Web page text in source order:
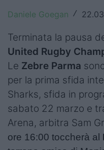
Rugby World Cup
Super Rugby
Rugby in TV
Mercato
Serie A Elite
Daniele Goegan /
Terminata la pausa
United Rugby
Le Zebre Parma
per la prima sfida
Sharks, sfida in
sabato 22 marzo e
Arena, arbitra Sam
ore 16:00 toccherà al